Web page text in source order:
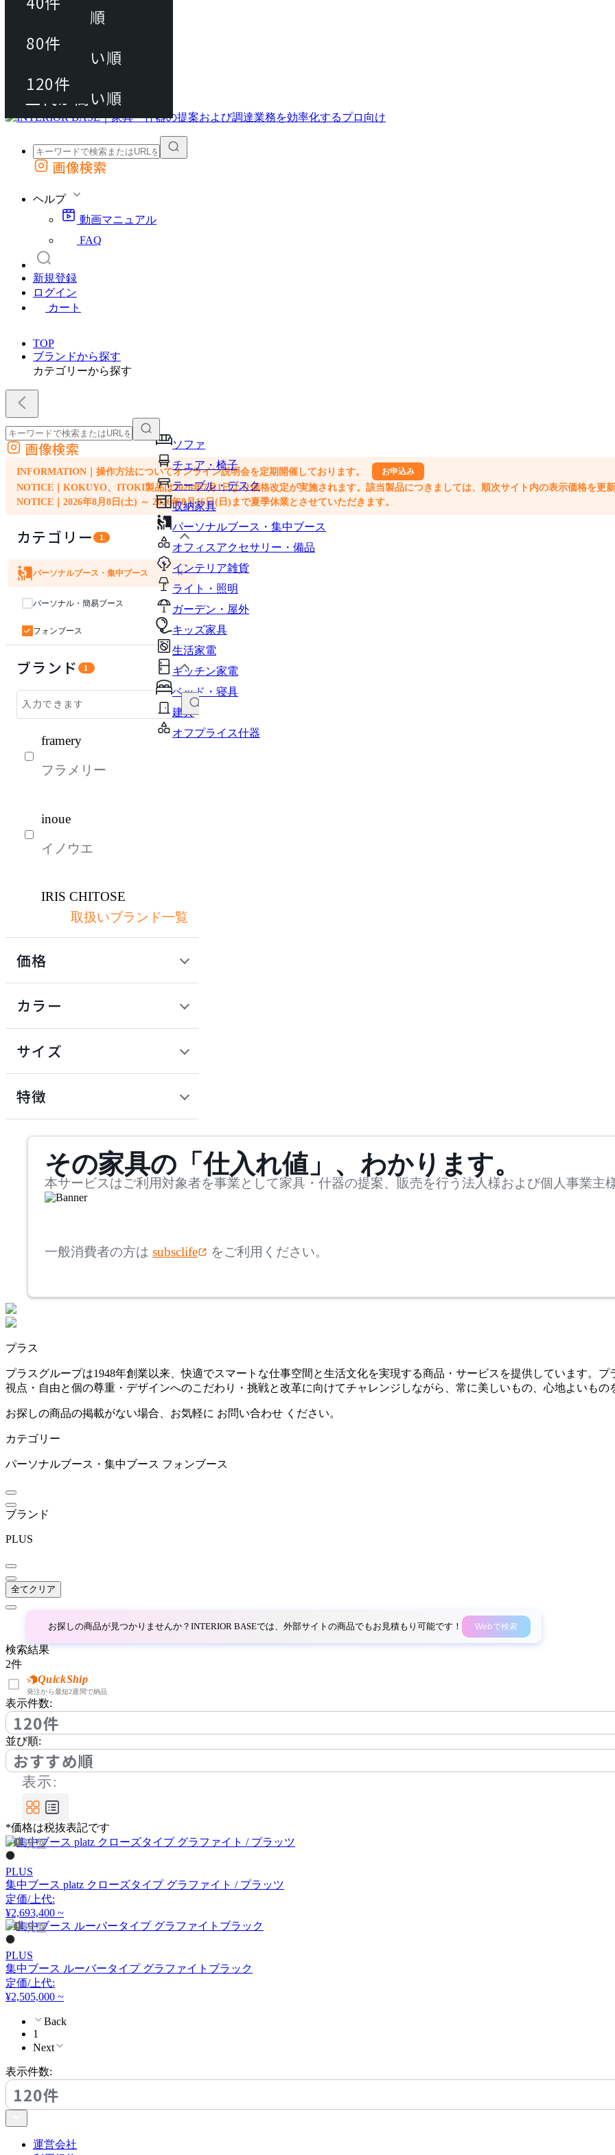
動画マニュアル
FAQ
カート
外部サイトの商品をカートに追加
画像検索
ヘルプ
動画マニュアル
FAQ
新規登録
ログイン
カート
TOP
ブランドから探す
カテゴリーから探す
ソファ
チェア・椅子
テーブル・デスク
収納家具
パーソナルブース・集中ブース
オフィスアクセサリー・備品
インテリア雑貨
ライト・照明
ガーデン・屋外
キッズ家具
生活家電
キッチン家電
ベッド・寝具
建具
オフプライス什器
外部サイトの商品をカートに追加
他のサイトで見つけた商品ページのURLを貼り付けて、カートに追加できます
画像検索
INFORMATION｜操作方法についてオンライン説明会を定期開催しております。 お申込み
NOTICE｜KOKUYO、ITOKI製品は2026年7月1日より価格改定が実施されます。該当製品につきましては、順次サイト内の表示価格を更新
NOTICE｜2026年8月8日(土) ～ 2026年8月16日(日)まで夏季休業とさせていただきます。
カテゴリー 1
ソファ
チェア・椅子
テーブル・デスク
収納家具
パーソナルブース・集中ブース ×
パーソナル・簡易ブース
フォンブース
ブランド 1
framery
フラメリー
inoue
イノウエ
IRIS CHITOSE
アイリスチトセ
コクヨ
KOLO
ライオン
TAC
タック
Work Plus
ワークプラス
取扱いブランド一覧
価格
カラー
サイズ
mm
検索
~
~
mm
特徴
その家具の「仕入れ値」、わかります。
本サービスはご利用対象者を事業として家具・什器の提案、販売を行う法人様および個人事業主
一般消費者の方は subsclife をご利用ください。
プラス
プラスグループは1948年創業以来、快適でスマートな仕事空間と生活文化を実現する商品・サービスを提供しています。
視点・自由と個の尊重・デザインへのこだわり・挑戦と改革に向けてチャレンジしながら、常に美しいもの、心地よいもの
お探しの商品の掲載がない場合、お気軽に お問い合わせ ください。
カテゴリー
パーソナルブース・集中ブース フォンブース
ブランド
PLUS
全てクリア
お探しの商品が見つかりませんか？INTERIOR BASEでは、外部サイトの商品でもお見積もり可能です！ Webで検索
検索結果
2件
QuickShip
発注から最短2週間で納品
表示件数:
120件
80件
120件
並び順:
おすすめ順
おすすめ順
上代が安い順
上代が高い順
表示:
*価格は税抜表記です
廃盤
PLUS
集中ブース platz クローズタイプ グラファイト / プラッツ
定価/上代:
¥2,693,400 ~
廃盤
PLUS
集中ブース ルーバータイプ グラファイトブラック
定価/上代:
¥2,505,000 ~
Back
1
Next
表示件数:
120件
80件
120件
運営会社